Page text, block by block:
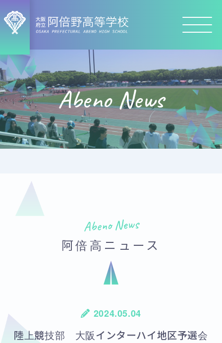
Abeno News
Abeno News
阿倍高ニュース
2024.05.04
陸上競技部 大阪インターハイ地区予選会